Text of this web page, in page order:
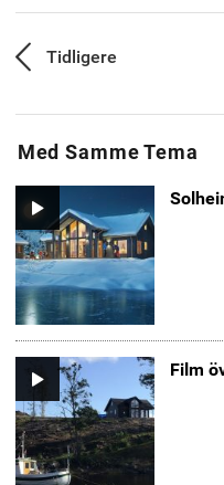
Tidligere
artikkel:
Med Samme Tema
Video
Film
Video